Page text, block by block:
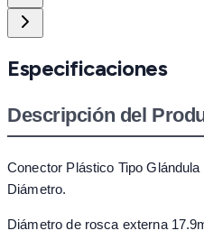
Especificaciones
Descripción del
Conector Plástico Tipo
Diámetro.
Diámetro de rosca externa